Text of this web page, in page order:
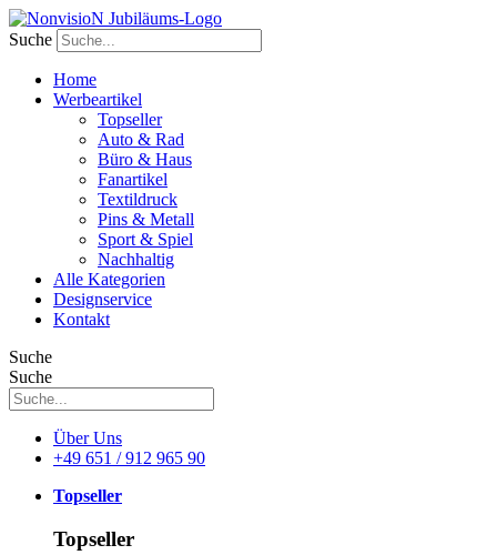
Zum
Inhalt
wechseln
Suche
Home
Werbeartikel
Topseller
Auto & Rad
Büro & Haus
Fanartikel
Textildruck
Pins & Metall
Sport & Spiel
Nachhaltig
Alle Kategorien
Designservice
Kontakt
Suche
Suche
Über Uns
+49 651 / 912 965 90
Topseller
Topseller